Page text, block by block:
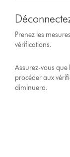
Prenez les
vérifications.
Assurez-vous
procéder aux
diminuera.